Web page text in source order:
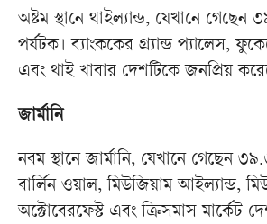
অষ্টম স্থানে থাইল্যান্ড, যেখানে গেছেন
পর্যটক। ব্যাংককের গ্র্যান্ড প্যালেস,
এবং থাই খাবার দেশটিকে জনপ্রিয়
জার্মানি
নবম স্থানে জার্মানি, যেখানে গেছেন
বার্লিন ওয়াল, মিউজিয়াম আইল্যান্ড,
অক্টোবেরফেস্ট এবং ক্রিসমাস মার্কেট